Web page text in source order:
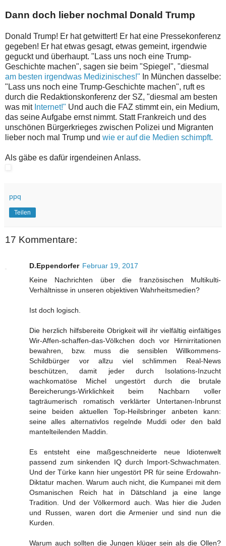
Dann doch lieber nochmal Donald Trump
Donald Trump! Er hat getwittert! Er hat eine Pressekonferenz
gegeben! Er hat etwas gesagt, etwas gemeint, irgendwie
geguckt und überhaupt. "Lass uns noch eine Trump-
Geschichte machen", sagen sie beim "Spiegel", "diesmal
am besten irgendwas Medizinisches!" In München dasselbe:
"Lass uns noch eine Trump-Geschichte machen", ruft es
durch die Redaktionskonferenz der SZ, "diesmal am besten
was mit Internet!" Und auch die FAZ stimmt ein, ein Medium,
das seine Aufgabe ernst nimmt. Statt Frankreich und des
unschönen Bürgerkrieges zwischen Polizei und Migranten
lieber noch mal Trump und wie er auf die Medien schimpft.
Als gäbe es dafür irgendeinen Anlass.
ppq
Teilen
17 Kommentare:
D.Eppendorfer Februar 19, 2017
Keine Nachrichten über die französischen Multikulti-
Verhältnisse in unseren objektiven Wahrheitsmedien?
Ist doch logisch.
Die herzlich hilfsbereite Obrigkeit will ihr vielfältig einfältiges
Wir-Affen-schaffen-das-Völkchen doch vor Hirnirritationen
bewahren, bzw. muss die sensiblen Willkommens-
Schildbürger vor allzu viel schlimmen Real-News
beschützen, damit jeder durch Isolations-Inzucht
wachkomatöse Michel ungestört durch die brutale
Bereicherungs-Wirklichkeit beim Nachbarn voller
tagträumerisch romatisch verklärter Untertanen-Inbrunst
seine beiden aktuellen Top-Heilsbringer anbeten kann:
seine alles alternativlos regelnde Muddi oder den bald
mantelteilenden Maddin.
Es entsteht eine maßgeschneiderte neue Idiotenwelt
passend zum sinkenden IQ durch Import-Schwachmaten.
Und der Türke kann hier ungestört PR für seine Erdowahn-
Diktatur machen. Warum auch nicht, die Kumpanei mit dem
Osmanischen Reich hat in Dätschland ja eine lange
Tradition. Und der Völkermord auch. Was hier die Juden
und Russen, waren dort die Armenier und sind nun die
Kurden.
Warum auch sollten die Jungen klüger sein als die Ollen?